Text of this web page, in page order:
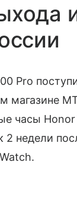
Pro
магазине
часы
2 недели